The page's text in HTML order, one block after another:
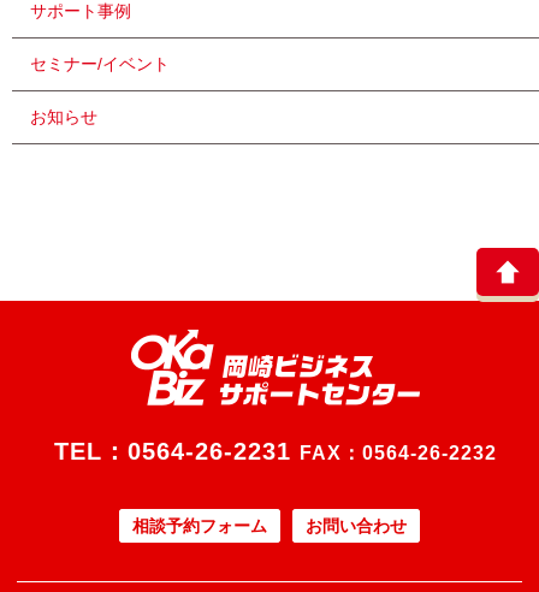
サポート事例
セミナー/イベント
お知らせ
TEL： 0564-26-2231 FAX：0564-26-2232
相談予約フォーム お問い合わせ